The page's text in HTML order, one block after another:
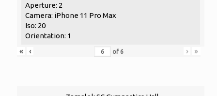
Aperture: 2
Camera: iPhone 11 Pro Max
Iso: 20
Orientation: 1
«
‹ of 6 › »